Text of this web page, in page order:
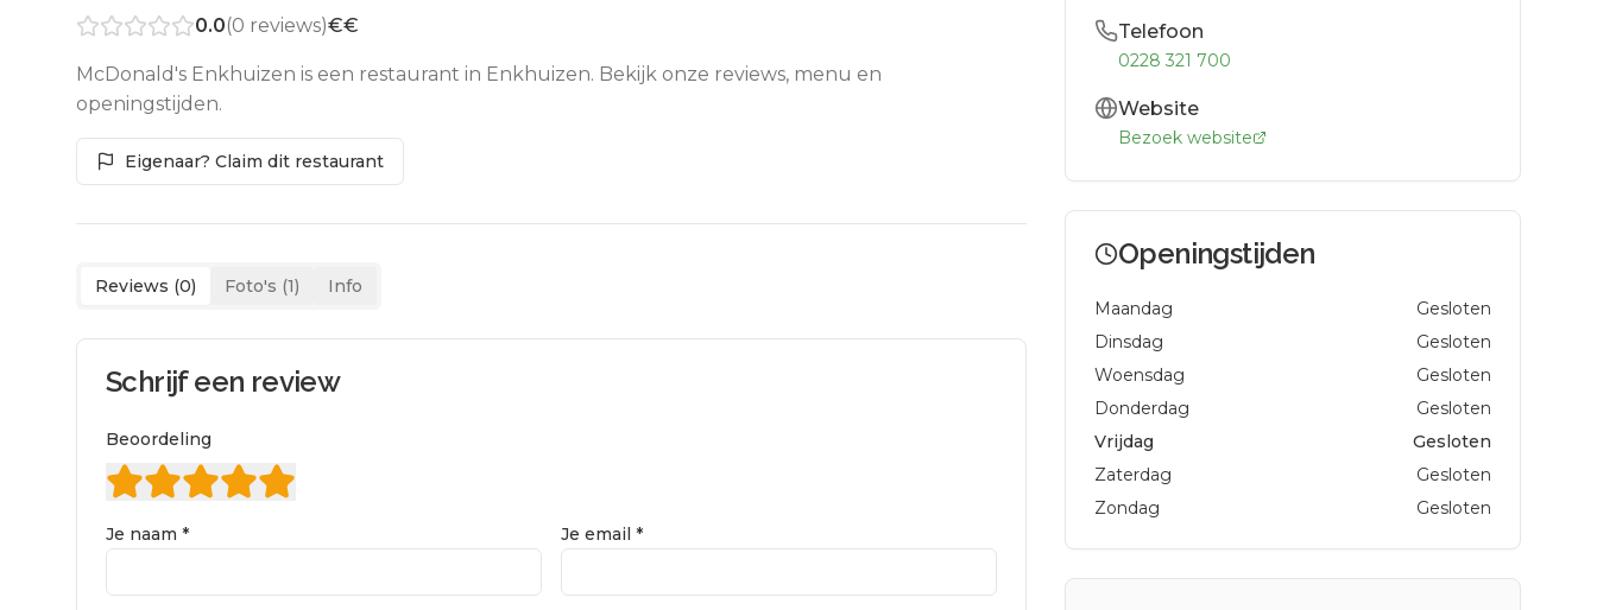
0.0(0 reviews)€€
McDonald's Enkhuizen is een restaurant in Enkhuizen. Bekijk onze reviews, menu en
openingstijden.
Eigenaar? Claim dit restaurant
Reviews (0) Foto's (1) Info
Schrijf een review
Beoordeling
Je naam * Je email *
Telefoon
0228 321 700
Website
Bezoek website
Openingstijden
Maandag
Gesloten
Dinsdag
Gesloten
Woensdag
Gesloten
Donderdag
Gesloten
Vrijdag
Gesloten
Zaterdag
Gesloten
Zondag
Gesloten